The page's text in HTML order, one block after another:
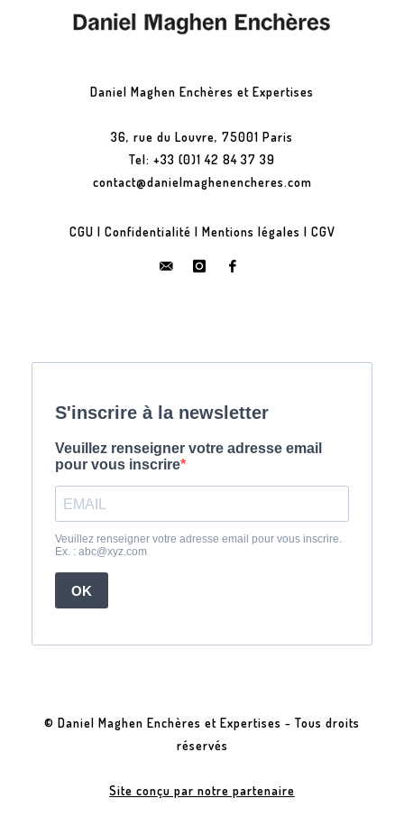
Daniel Maghen Enchères et Expertises
36, rue du Louvre, 75001 Paris
Tel: +33 (0)1 42 84 37 39
contact@danielmaghenencheres.com
CGU | Confidentialité | Mentions légales | CGV
© Daniel Maghen Enchères et Expertises - Tous droits
réservés
Site conçu par notre partenaire